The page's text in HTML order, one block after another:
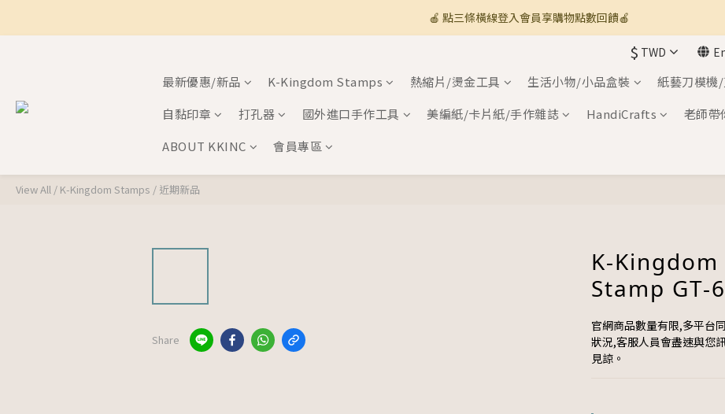
🚚 全館滿800免運 🚚
🍎 點三條橫線登入會員享購物點數回饋🍎
🚚 全館滿800免運 🚚
$ TWD
最新優惠/新品 K-Kingdom Stamps 熱縮片/燙金工具 生活小物/小品盒裝 紙藝刀模機
自黏印章
打孔器 國外進口手作工具 美編紙/卡片紙/手作雜誌 HandiCrafts
老師帶
ABOUT KKINC
會員專區
View All / K-Kingdom Stamps / 近期新品
Share
K-
Stamp GT-
官網商品數量有限,多平台
狀況,客服人員會盡速與您
見諒。